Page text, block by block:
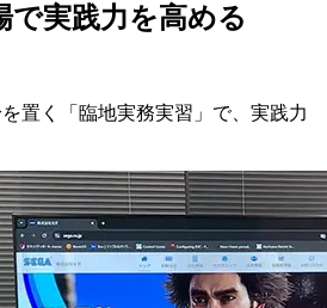
で実践力を高める
置く「臨地実務実習」で、実践力